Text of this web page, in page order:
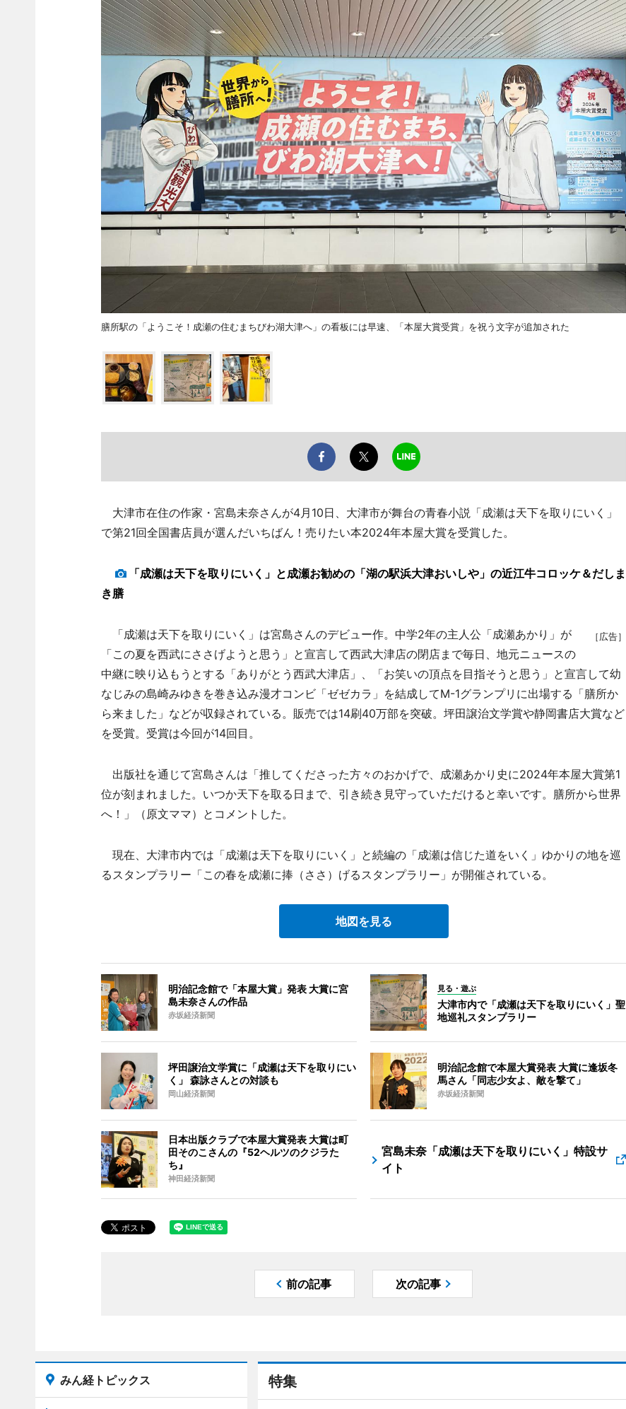
膳所駅の「ようこそ！成瀬の住むまちびわ湖大津へ」の看板には早速、「本屋大賞受賞」を祝う文字が追加された
大津市在住の作家・宮島未奈さんが4月10日、大津市が舞台の青春小説「成瀬は天下を取りにいく」
で第21回全国書店員が選んだいちばん！売りたい本2024年本屋大賞を受賞した。
「成瀬は天下を取りにいく」と成瀬お勧めの「湖の駅浜大津おいしや」の近江牛コロッケ＆だしま
き膳
［広告］
「成瀬は天下を取りにいく」は宮島さんのデビュー作。中学2年の主人公「成瀬あかり」が
「この夏を西武にささげようと思う」と宣言して西武大津店の閉店まで毎日、地元ニュースの
中継に映り込もうとする「ありがとう西武大津店」、「お笑いの頂点を目指そうと思う」と宣言して幼
なじみの島崎みゆきを巻き込み漫才コンビ「ゼゼカラ」を結成してM-1グランプリに出場する「膳所か
ら来ました」などが収録されている。販売では14刷40万部を突破。坪田譲治文学賞や静岡書店大賞など
を受賞。受賞は今回が14回目。
出版社を通じて宮島さんは「推してくださった方々のおかげで、成瀬あかり史に2024年本屋大賞第1
位が刻まれました。いつか天下を取る日まで、引き続き見守っていただけると幸いです。膳所から世界
へ！」（原文ママ）とコメントした。
現在、大津市内では「成瀬は天下を取りにいく」と続編の「成瀬は信じた道をいく」ゆかりの地を巡
るスタンプラリー「この春を成瀬に捧（ささ）げるスタンプラリー」が開催されている。
地図を見る
明治記念館で「本屋大賞」発表 大賞に宮
島未奈さんの作品
赤坂経済新聞
見る・遊ぶ
大津市内で「成瀬は天下を取りにいく」聖
地巡礼スタンプラリー
坪田譲治文学賞に「成瀬は天下を取りにい
く」 森詠さんとの対談も
岡山経済新聞
明治記念館で本屋大賞発表 大賞に逢坂冬
馬さん「同志少女よ、敵を撃て」
赤坂経済新聞
日本出版クラブで本屋大賞発表 大賞は町
田そのこさんの『52ヘルツのクジラた
ち』
神田経済新聞
宮島未奈「成瀬は天下を取りにいく」特設サ
イト
前の記事 次の記事
特集
みん経トピックス